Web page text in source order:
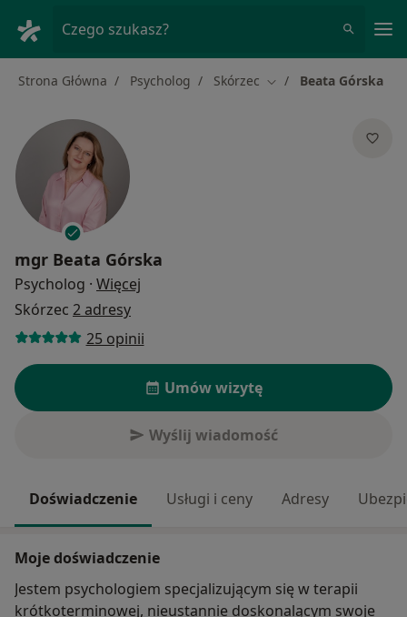
Czego szukasz?
Strona Główna Psycholog Skórzec Zmień miasto
Beata Górska
mgr Beata Górska
Psycholog · Więcej
Skórzec 2 adresy
25 opinii
Umów wizytę
Wyślij wiadomość
Doświadczenie Usługi i ceny Adresy
Moje doświadczenie
Jestem psychologiem specjalizującym się w terapii
krótkoterminowej, nieustannie doskonalącym swoje